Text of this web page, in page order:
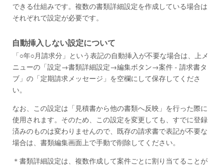
できる仕組みです。複数の書類詳細設定を作成している場合は
それぞれで設定が必要です。
自動挿入しない設定について
「○年○月請求分」という表記の自動挿入が不要な場合は、上メ
ニューの「設定→書類詳細設定→編集ボタン→案件 - 請求書タ
ブ」の「定期請求メッセージ」を空欄にして保存してくださ
い。
なお、この設定は「見積書から他の書類へ反映」を行った際に
使用されます。そのため、この設定を変更しても、すでに登録
済みのものは変わりませんので、既存の請求書で表記が不要な
場合は、書類編集画面上で手動で削除してください。
＊書類詳細設定は、複数作成して案件ごとに割り当てることが